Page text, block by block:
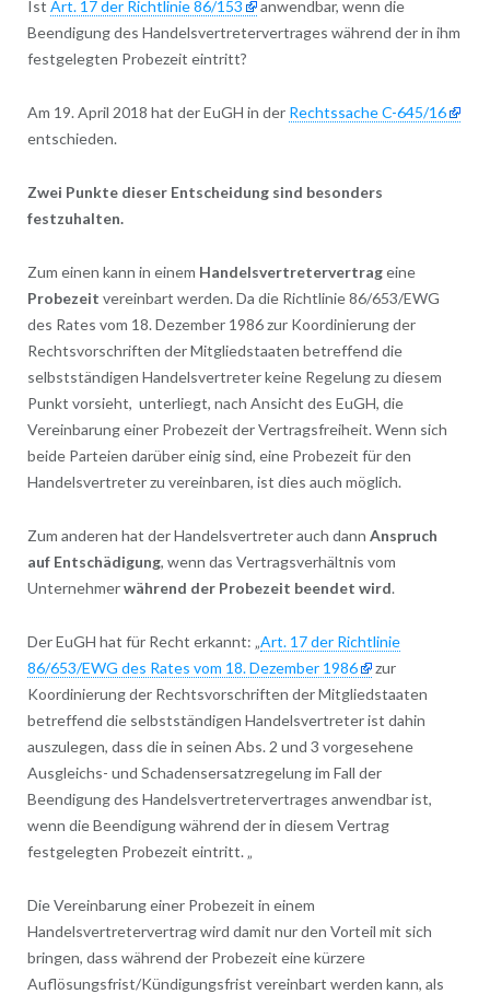
Ist Art. 17 der Richtlinie 86/153
anwendbar, wenn die
Beendigung des Handelsvertretervertrages während der in ihm
festgelegten Probezeit eintritt?
Am 19. April 2018 hat der EuGH in der Rechtssache C-645/16
entschieden.
Zwei Punkte dieser Entscheidung sind besonders
festzuhalten.
Zum einen kann in einem Handelsvertretervertrageine
Probezeit vereinbart werden. Da die Richtlinie 86/653/EWG
des Rates vom 18. Dezember 1986 zur Koordinierung der
Rechtsvorschriften der Mitgliedstaaten betreffend die
selbstständigen Handelsvertreter keine Regelung zu diesem
Punkt vorsieht, unterliegt, nach Ansicht des EuGH, die
Vereinbarung einer Probezeit der Vertragsfreiheit. Wenn sich
beide Parteien darüber einig sind, eine Probezeit für den
Handelsvertreter zu vereinbaren, ist dies auch möglich.
Zum anderen hat der Handelsvertreter auch dann Anspruch
auf Entschädigung, wenn das Vertragsverhältnis vom
Unternehmerwährend der Probezeit beendet wird.
Der EuGH hat für Recht erkannt: „Art. 17 der Richtlinie
86/653/EWG des Rates vom 18. Dezember 1986
zur
Koordinierung der Rechtsvorschriften der Mitgliedstaaten
betreffend die selbstständigen Handelsvertreter ist dahin
auszulegen, dass die in seinen Abs. 2 und 3 vorgesehene
Ausgleichs- und Schadensersatzregelung im Fall der
Beendigung des Handelsvertretervertrages anwendbar ist,
wenn die Beendigung während der in diesem Vertrag
festgelegten Probezeit eintritt. „
Die Vereinbarung einer Probezeit in einem
Handelsvertretervertrag wird damit nur den Vorteil mit sich
bringen, dass während der Probezeit eine kürzere
Auflösungsfrist/Kündigungsfrist vereinbart werden kann, als